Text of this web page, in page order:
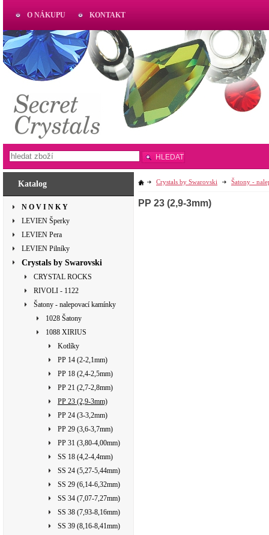
Katalog
N O V I N K Y
LEVIEN Šperky
LEVIEN Pera
LEVIEN Pilníky
Crystals by Swarovski
CRYSTAL ROCKS
RIVOLI - 1122
Šatony - nalepovací kamínky
1028 Šatony
1088 XIRIUS
Kotlíky
PP 14 (2-2,1mm)
PP 18 (2,4-2,5mm)
PP 21 (2,7-2,8mm)
PP 23 (2,9-3mm)
PP 24 (3-3,2mm)
PP 29 (3,6-3,7mm)
PP 31 (3,80-4,00mm)
SS 18 (4,2-4,4mm)
SS 24 (5,27-5,44mm)
SS 29 (6,14-6,32mm)
SS 34 (7,07-7,27mm)
SS 38 (7,93-8,16mm)
SS 39 (8,16-8,41mm)
Crystals by Swarovski Šatony -
PP 23 (2,9-3mm)
O NÁKUPU KONTAKT
AKTUAL
www.aktual-koralky.cz
HLEDAT